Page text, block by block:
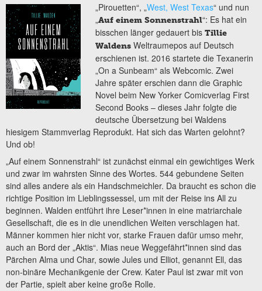
„Pirouetten“, „West, West Texas“ und nun
„Auf einem Sonnenstrahl“: Es hat ein
bisschen länger gedauert bisTillie
Waldens Weltraumepos auf Deutsch
erschienen ist. 2016 startete die Texanerin
„On a Sunbeam“ als Webcomic. Zwei
Jahre später erschien dann die Graphic
Novel beim New Yorker Comicverlag First
Second Books – dieses Jahr folgte die
deutsche Übersetzung bei Waldens
hiesigem Stammverlag Reprodukt. Hat sich das Warten gelohnt?
Und ob!
„Auf einem Sonnenstrahl“ ist zunächst einmal ein gewichtiges Werk
und zwar im wahrsten Sinne des Wortes. 544 gebundene Seiten
sind alles andere als ein Handschmeichler. Da braucht es schon die
richtige Position im Lieblingssessel, um mit der Reise ins All zu
beginnen. Walden entführt ihre Leser*innen in eine matriarchale
Gesellschaft, die es in die unendlichen Weiten verschlagen hat.
Männer kommen hier nicht vor, starke Frauen dafür umso mehr,
auch an Bord der „Aktis“. Mias neue Weggefährt*innen sind das
Pärchen Alma und Char, sowie Jules und Elliot, genannt Ell, das
non-binäre Mechanikgenie der Crew. Kater Paul ist zwar mit von
der Partie, spielt aber keine große Rolle.